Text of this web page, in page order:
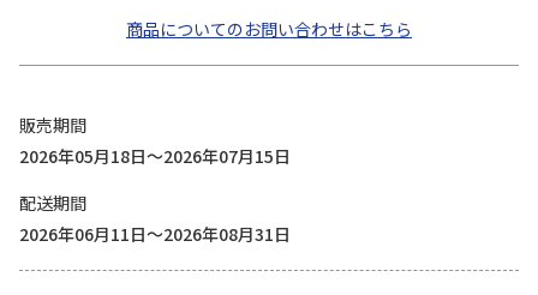
商品についてのお問い合わせはこちら
販売期間
2026年05月18日～2026年07月15日
配送期間
2026年06月11日～2026年08月31日